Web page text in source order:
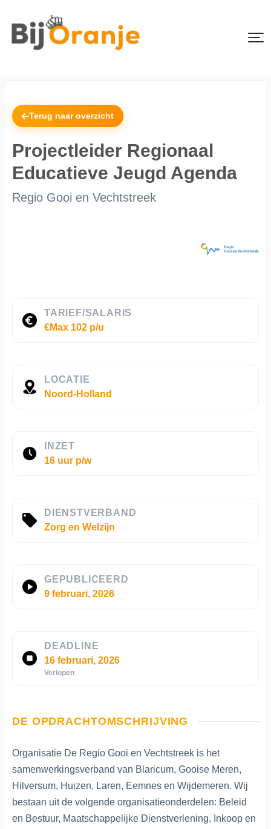
Terug naar overzicht
Projectleider Regionaal
Educatieve Jeugd Agenda
Regio Gooi en Vechtstreek
TARIEF/SALARIS
€Max 102 p/u
LOCATIE
Noord-Holland
INZET
16 uur p/w
DIENSTVERBAND
Zorg en Welzijn
GEPUBLICEERD
9 februari, 2026
DEADLINE
16 februari, 2026
Verlopen
DE OPDRACHTOMSCHRIJVING
Organisatie De Regio Gooi en Vechtstreek is het
samenwerkingsverband van Blaricum, Gooise Meren,
Hilversum, Huizen, Laren, Eemnes en Wijdemeren. Wij
bestaan uit de volgende organisatieonderdelen: Beleid
en Bestuur, Maatschappelijke Dienstverlening, Inkoop en